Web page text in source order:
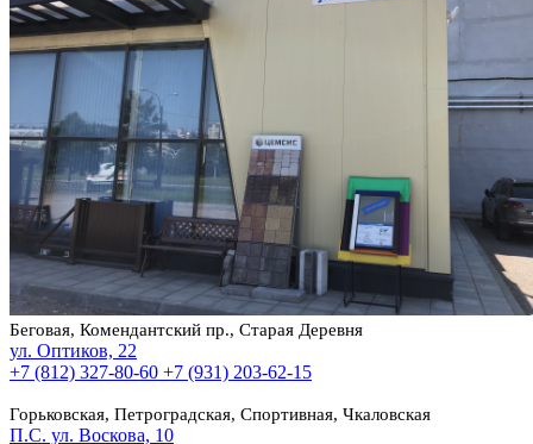
Беговая, Комендантский пр., Старая Деревня
ул. Оптиков, 22
+7 (812) 327-80-60 +7 (931) 203-62-15
Горьковская, Петроградская, Спортивная, Чкаловская
П.С. ул. Воскова, 10